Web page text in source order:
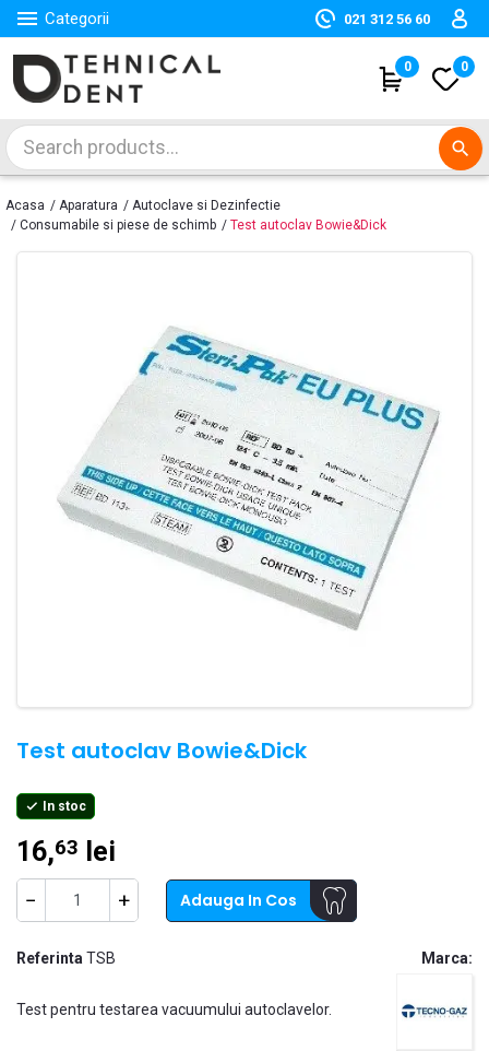
 Categorii 021 312 56 60
0 0
search
Acasa Aparatura
Autoclave si Dezinfectie
Consumabile si piese de schimb
Test autoclav Bowie&Dick
Test autoclav Bowie&Dick
 In stoc
16,63 lei
− + Adauga In Cos
Marca:
Referinta TSB
Test pentru testarea vacuumului autoclavelor.